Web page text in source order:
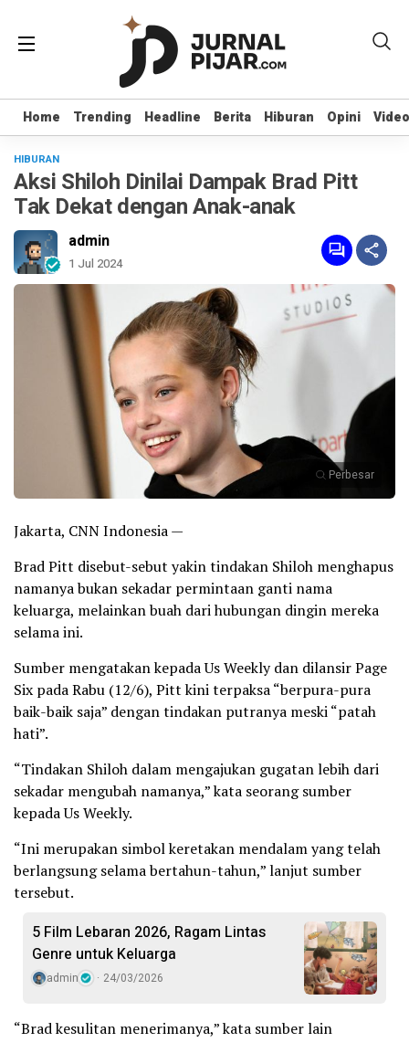
Home Trending Headline Berita Hiburan Opini Video
Home Trending Headline Berita Hiburan Opini Video
HIBURAN
Aksi Shiloh Dinilai Dampak Brad Pitt
Tak Dekat dengan Anak-anak
admin
1 Jul 2024
Perbesar
Jakarta, CNN Indonesia —
Brad Pitt disebut-sebut yakin tindakan Shiloh menghapus
namanya bukan sekadar permintaan ganti nama
keluarga, melainkan buah dari hubungan dingin mereka
selama ini.
Sumber mengatakan kepada Us Weekly dan dilansir Page
Six pada Rabu (12/6), Pitt kini terpaksa “berpura-pura
baik-baik saja” dengan tindakan putranya meski “patah
hati”.
“Tindakan Shiloh dalam mengajukan gugatan lebih dari
sekadar mengubah namanya,” kata seorang sumber
kepada Us Weekly.
“Ini merupakan simbol keretakan mendalam yang telah
berlangsung selama bertahun-tahun,” lanjut sumber
tersebut.
5 Film Lebaran 2026, Ragam Lintas
Genre untuk Keluarga
admin 24/03/2026
“Brad kesulitan menerimanya,” kata sumber lain